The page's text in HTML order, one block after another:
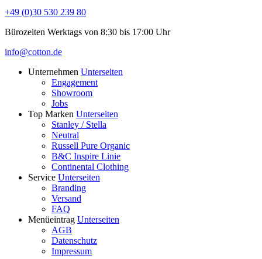
+49 (0)30 530 239 80
Bürozeiten Werktags von 8:30 bis 17:00 Uhr
info@cotton.de
Unternehmen Unterseiten
Engagement
Showroom
Jobs
Top Marken Unterseiten
Stanley / Stella
Neutral
Russell Pure Organic
B&C Inspire Linie
Continental Clothing
Service Unterseiten
Branding
Versand
FAQ
Menüeintrag Unterseiten
AGB
Datenschutz
Impressum